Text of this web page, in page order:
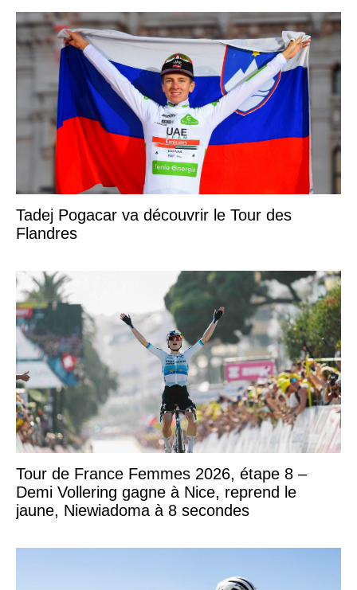
Tadej Pogacar va découvrir le Tour des
Flandres
Tour de France Femmes 2026, étape 8 –
Demi Vollering gagne à Nice, reprend le
jaune, Niewiadoma à 8 secondes